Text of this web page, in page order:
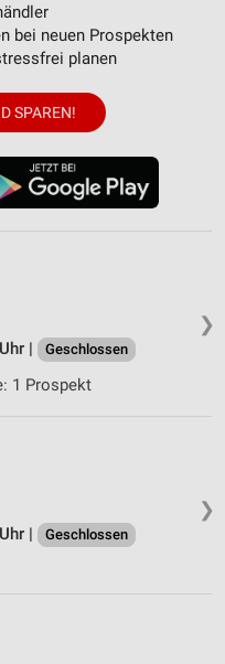
bei neuen Prospekten
planen
SPAREN!
❯
|
Geschlossen
1 Prospekt
❯
|
Geschlossen